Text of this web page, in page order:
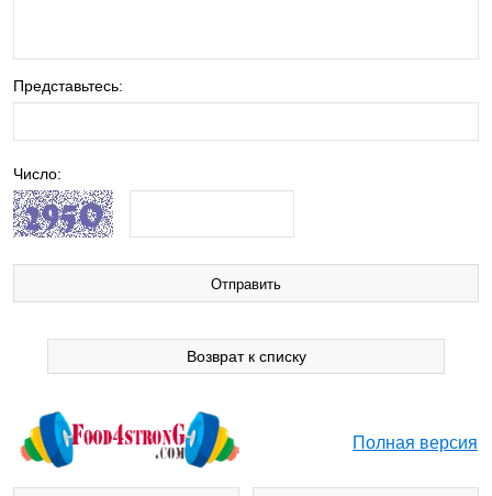
Представьтесь:
Число:
Возврат к списку
Полная версия